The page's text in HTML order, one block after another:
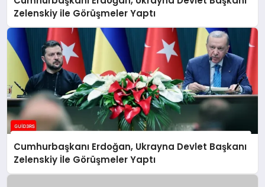
Zelenskiy ile Görüşmeler Yaptı
Cumhurbaşkanı Erdoğan, Ukrayna Devlet Başkanı
Zelenskiy İle Görüşmeler Yaptı